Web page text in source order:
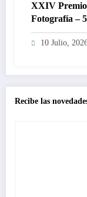
XXIV
Fotografía –
10 Julio,
Recibe las